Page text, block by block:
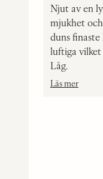
Njut av en
mjukhet
duns
luftiga
Låg.
Läs mer